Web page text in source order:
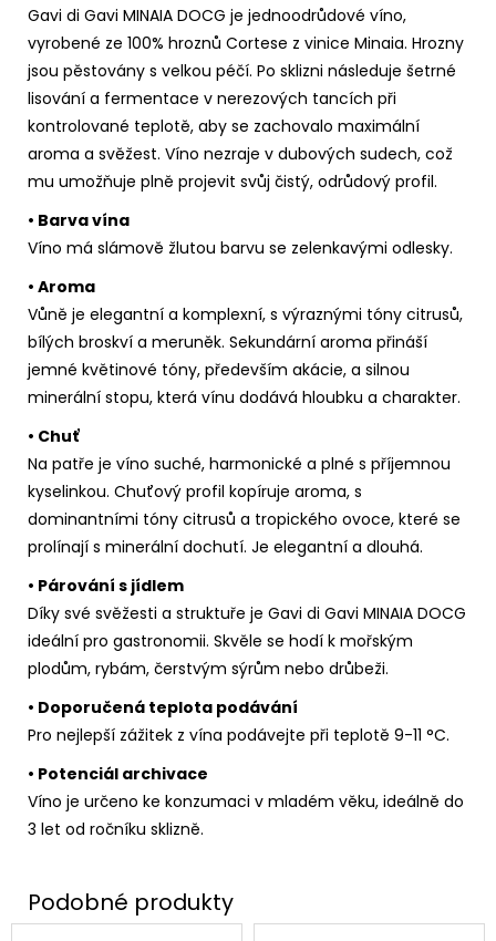
Gavi di Gavi MINAIA DOCG je jednoodrůdové víno,
vyrobené ze 100% hroznů Cortese z vinice Minaia. Hrozny
jsou pěstovány s velkou péčí. Po sklizni následuje šetrné
lisování a fermentace v nerezových tancích při
kontrolované teplotě, aby se zachovalo maximální
aroma a svěžest. Víno nezraje v dubových sudech, což
mu umožňuje plně projevit svůj čistý, odrůdový profil.
• Barva vína
Víno má slámově žlutou barvu se zelenkavými odlesky.
• Aroma
Vůně je elegantní a komplexní, s výraznými tóny citrusů,
bílých broskví a meruněk. Sekundární aroma přináší
jemné květinové tóny, především akácie, a silnou
minerální stopu, která vínu dodává hloubku a charakter.
• Chuť
Na patře je víno suché, harmonické a plné s příjemnou
kyselinkou. Chuťový profil kopíruje aroma, s
dominantními tóny citrusů a tropického ovoce, které se
prolínají s minerální dochutí. Je elegantní a dlouhá.
• Párování s jídlem
Díky své svěžesti a struktuře je Gavi di Gavi MINAIA DOCG
ideální pro gastronomii. Skvěle se hodí k mořským
plodům, rybám, čerstvým sýrům nebo drůbeži.
• Doporučená teplota podávání
Pro nejlepší zážitek z vína podávejte při teplotě 9-11 °C.
• Potenciál archivace
Víno je určeno ke konzumaci v mladém věku, ideálně do
3 let od ročníku sklizně.